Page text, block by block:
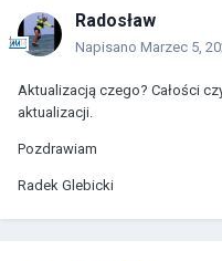
Radosław
Napisano Marzec 5,
Aktualizacją czego? Całości
aktualizacji.
Pozdrawiam
Radek Glebicki